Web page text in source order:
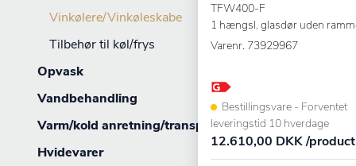
Vinkølere/Vinkøleskabe
Tilbehør til køl/frys
Opvask
Vandbehandling
Varm/kold anretning/transport
Hvidevarer
TFW400-F
1 hængsl. glasdør uden
Varenr. 73929967
Bestillingsvare - Forventet
leveringstid 10 hverdage
12.610,00 DKK /